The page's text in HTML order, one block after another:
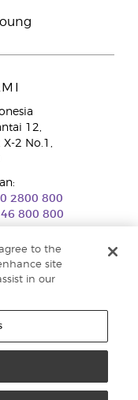
12,
X-2 No.1,
2800 800
800 800
dan Tertib Niaga
RI.
1111-1010
to the
site
in our